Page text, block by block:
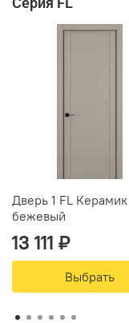
Дверь 1 FL Керамик
бежевый
13 111 ₽
Выбрать